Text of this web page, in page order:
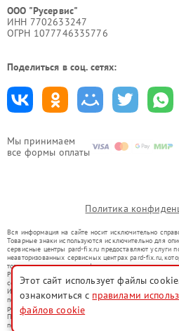
Мы принимаем
все формы оплаты
ООО "Русервис"
ИНН 7702633247
ОГРН 1077746335776
Поделиться в соц. сетях:
Политика
Вся информация на сайте носит исключительно
Товарные знаки используются исключительно для
сервисные центры pard-fix.ru предоставляют услуги
неавторизованных сервисных центрах pard-fix.ru,
товарных знаков или их официальными
Ремонт осуществляется для устройств, уже
со статьей 1487 ГК РФ.
Использование товарных знаков не преследует цели
потребителей в заблуждение, а служит для
ремонту техники указанных брендов.
Представленная на сайте информация не является
положениями Статьи 437(2) Гражданского кодекса РФ
Этот сайт использует файлы
ознакомиться с правилами
файлов cookie